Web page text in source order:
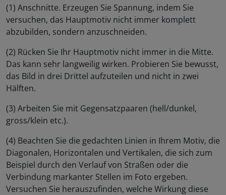
(1) Anschnitte. Erzeugen Sie Spannung, indem Sie
versuchen, das Hauptmotiv nicht immer komplett
abzubilden, sondern anzuschneiden.
(2) Rücken Sie Ihr Hauptmotiv nicht immer in die Mitte.
Das kann sehr langweilig wirken. Probieren Sie bewusst,
das Bild in drei Drittel aufzuteilen und nicht in zwei
Hälften.
(3) Arbeiten Sie mit Gegensatzpaaren (hell/dunkel,
gross/klein etc.).
(4) Beachten Sie die gedachten Linien in Ihrem Motiv, die
Diagonalen, Horizontalen und Vertikalen, die sich zum
Beispiel durch den Verlauf von Straßen oder die
Verbindung markanter Stellen im Foto ergeben.
Versuchen Sie herauszufinden, welche Wirkung diese